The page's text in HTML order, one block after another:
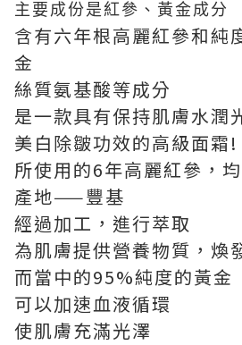
主要成份是紅參、黃金成分
含有六年根高麗紅參和純
金
絲質氨基酸等成分
是一款具有保持肌膚水潤
美白除皺功效的高級面霜!
所使用的6年高麗紅參，
產地——豐基
經過加工，進行萃取
為肌膚提供營養物質，煥
而當中的95%純度的黃金
可以加速血液循環
使肌膚充滿光澤